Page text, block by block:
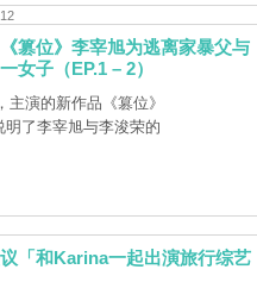
12
篡位》李宰旭为逃离家暴父与
女子（EP.1 – 2）
演的新作品《篡位》
了李宰旭与李浚荣的
「和Karina一起出演旅行综艺